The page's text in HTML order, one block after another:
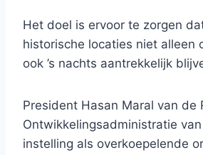
Het doel is ervoor te zorgen
historische locaties niet alleen
ook ’s nachts aantrekkelijk
President Hasan Maral van de
Ontwikkelingsadministratie
instelling als overkoepelende